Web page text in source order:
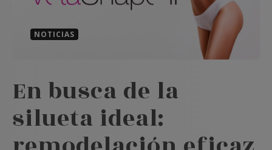
NOTICIAS
En busca de la
silueta ideal: